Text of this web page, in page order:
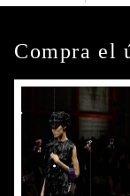
Compra el